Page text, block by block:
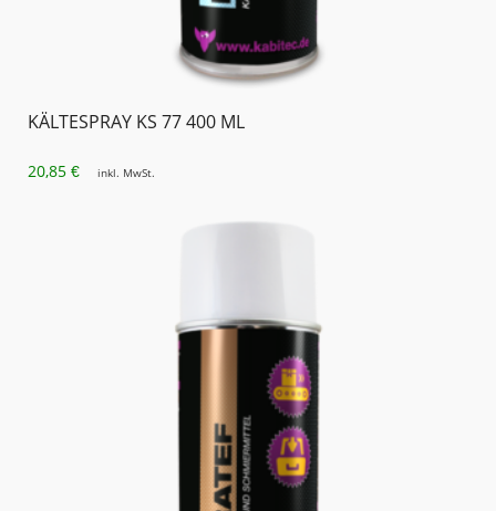
KÄLTESPRAY KS 77 400 ML
20,85 € inkl. MwSt.